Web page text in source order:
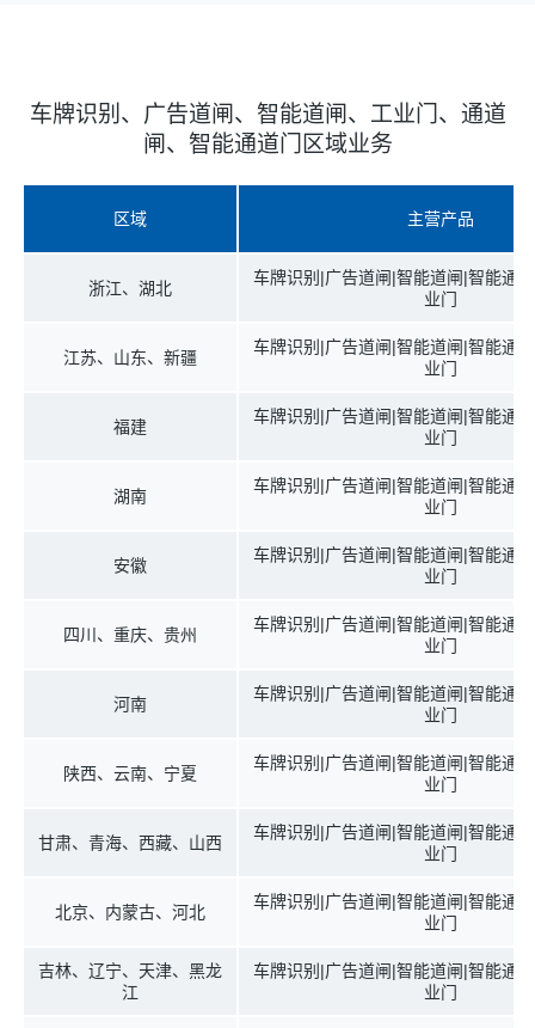
车牌识别、广告道闸、智能道闸、工业门、通道
闸、智能通道门区域业务
区域 主营产品
浙江、湖北
车牌识别|广告道闸|智能道闸|智能通
业门
江苏、山东、新疆
车牌识别|广告道闸|智能道闸|智能通
业门
福建
车牌识别|广告道闸|智能道闸|智能通
业门
湖南
车牌识别|广告道闸|智能道闸|智能通
业门
安徽
车牌识别|广告道闸|智能道闸|智能通
业门
四川、重庆、贵州
车牌识别|广告道闸|智能道闸|智能通
业门
河南
车牌识别|广告道闸|智能道闸|智能通
业门
陕西、云南、宁夏
车牌识别|广告道闸|智能道闸|智能通
业门
甘肃、青海、西藏、山西
车牌识别|广告道闸|智能道闸|智能通
业门
北京、内蒙古、河北
车牌识别|广告道闸|智能道闸|智能通
业门
吉林、辽宁、天津、黑龙
江
车牌识别|广告道闸|智能道闸|智能通
业门